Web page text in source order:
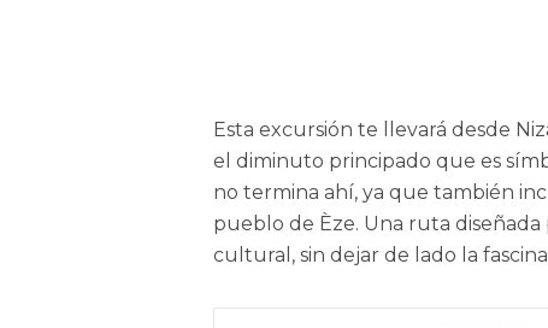
Esta excursión te llevará desde
el diminuto principado que es
no termina ahí, ya que también
pueblo de Èze. Una ruta
cultural, sin dejar de lado la